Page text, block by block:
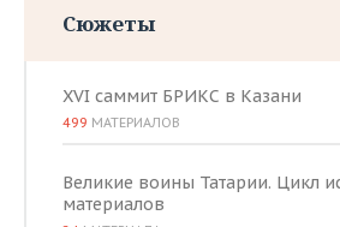
Сюжеты
XVI саммит БРИКС в Казани
499 МАТЕРИАЛОВ
Великие воины Татарии. Цикл
материалов